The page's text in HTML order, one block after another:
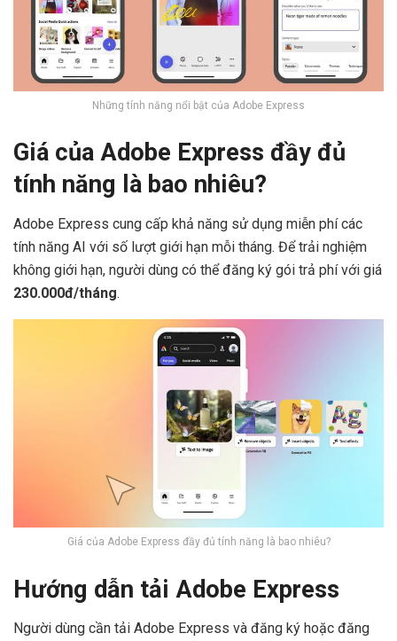
Những tính năng nổi bật của Adobe Express
Giá của Adobe Express đầy đủ
tính năng là bao nhiêu?
Adobe Express cung cấp khả năng sử dụng miễn phí các
tính năng AI với số lượt giới hạn mỗi tháng. Để trải nghiệm
không giới hạn, người dùng có thể đăng ký gói trả phí với giá
230.000đ/tháng.
Giá của Adobe Express đầy đủ tính năng là bao nhiêu?
Hướng dẫn tải Adobe Express
Người dùng cần tải Adobe Express và đăng ký hoặc đăng